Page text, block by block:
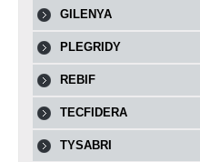
GILENYA
PLEGRIDY
REBIF
TECFIDERA
TYSABRI